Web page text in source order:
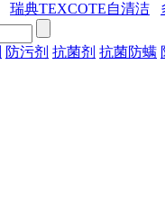
瑞典TEXCOTE自清洁
防污剂 抗菌剂 抗菌防螨